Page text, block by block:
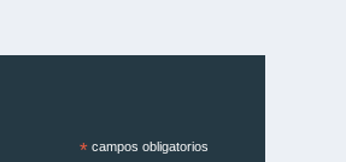
*campos obligatorios